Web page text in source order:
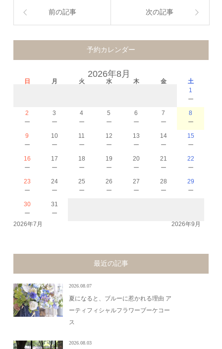
前の記事 次の記事
予約カレンダー
2026年8月
日 月 火 水 木 金
土
1
－
2
－
3
－
4
－
5
－
6
－
7
－
8
－
9
－
10
－
11
－
12
－
13
－
14
－
15
－
16
－
17
－
18
－
19
－
20
－
21
－
22
－
23
－
24
－
25
－
26
－
27
－
28
－
29
－
30
－
31
－
2026年7月 2026年9月
最近の記事
2026.08.07
夏になると、ブルーに惹かれる理由 ア
ーティフィシャルフラワーブーケコー
ス
2026.08.03